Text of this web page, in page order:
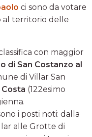
ci sono da votare
al territorio delle
con maggior
di San Costanzo al
di Villar San
(122esimo
i posti noti: dalla
alle Grotte di